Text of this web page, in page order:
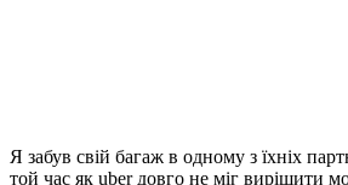
Я забув свій багаж в одному з їхніх
той час як uber довго не міг вирішити